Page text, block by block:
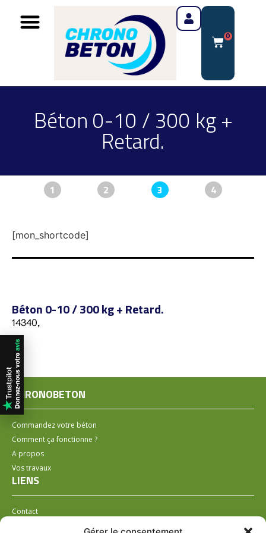
0
Béton 0-10 / 300 kg +
Retard.
1 2 3 4
[mon_shortcode]
Béton 0-10 / 300 kg + Retard.
14340,
CHRONOBETON
Commandez votre béton
Comment ça fonctionne ?
A propos
Vos travaux
LIENS
Contact